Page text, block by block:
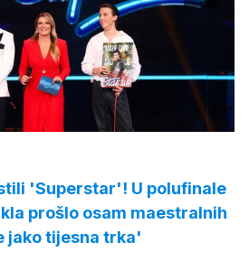
'Superstar'! U polufinale
prošlo osam maestralnih
jako tijesna trka'